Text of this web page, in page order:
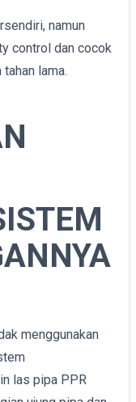
namun
control dan cocok
lama.
menggunakan
las pipa PPR